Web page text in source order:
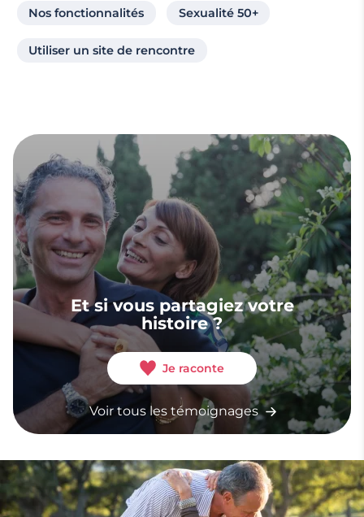
Nos fonctionnalités Sexualité 50+
Utiliser un site de rencontre
Et si vous partagiez votre
histoire ?
Je raconte
Voir tous les témoignages